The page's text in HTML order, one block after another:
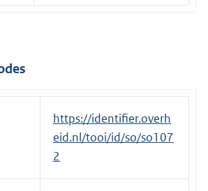
https://identifier.overh
eid.nl/tooi/id/so/so107
2